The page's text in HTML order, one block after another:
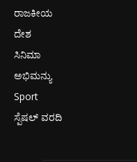
ರಾಜಕೀಯ
ದೇಶ
ಸಿನಿಮಾ
ಅಭಿಮನ್ಯು
Sport
ಸ್ಪೆಷಲ್ ವರದಿ